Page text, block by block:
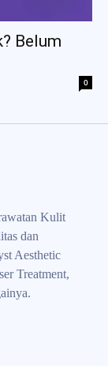
Belum
0
Kulit
dan
Aesthetic
Treatment,